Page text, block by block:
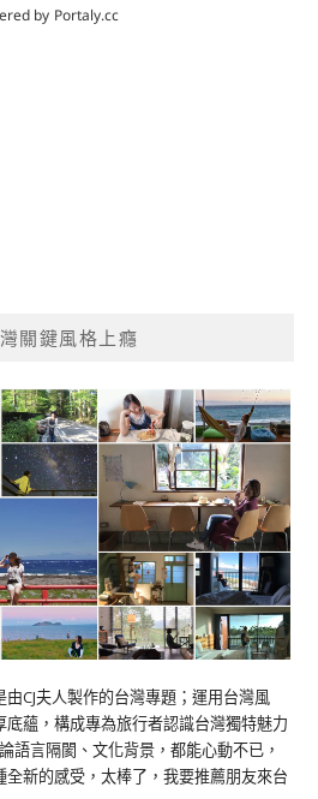
關鍵風格上癮
由CJ夫人製作的台灣專題；運用台灣風
蘊，構成專為旅行者認識台灣獨特魅力
語言隔閡、文化背景，都能心動不已，
新的感受，太棒了，我要推薦朋友來台